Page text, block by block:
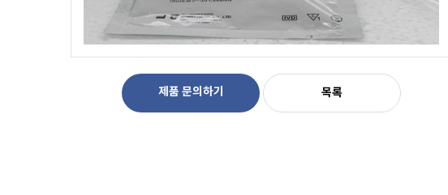
제품 문의하기 목록